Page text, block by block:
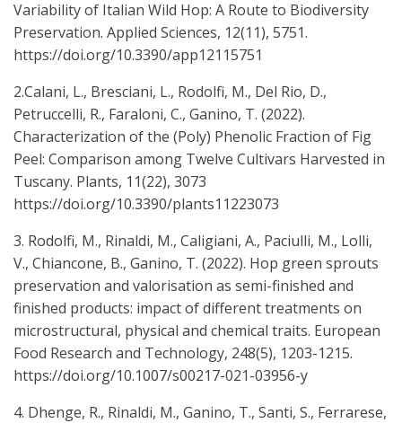
Variability of Italian Wild Hop: A Route to Biodiversity
Preservation. Applied Sciences, 12(11), 5751.
https://doi.org/10.3390/app12115751
2.Calani, L., Bresciani, L., Rodolfi, M., Del Rio, D.,
Petruccelli, R., Faraloni, C., Ganino, T. (2022).
Characterization of the (Poly) Phenolic Fraction of Fig
Peel: Comparison among Twelve Cultivars Harvested in
Tuscany. Plants, 11(22), 3073
https://doi.org/10.3390/plants11223073
3. Rodolfi, M., Rinaldi, M., Caligiani, A., Paciulli, M., Lolli,
V., Chiancone, B., Ganino, T. (2022). Hop green sprouts
preservation and valorisation as semi-finished and
finished products: impact of different treatments on
microstructural, physical and chemical traits. European
Food Research and Technology, 248(5), 1203-1215.
https://doi.org/10.1007/s00217-021-03956-y
4. Dhenge, R., Rinaldi, M., Ganino, T., Santi, S., Ferrarese,